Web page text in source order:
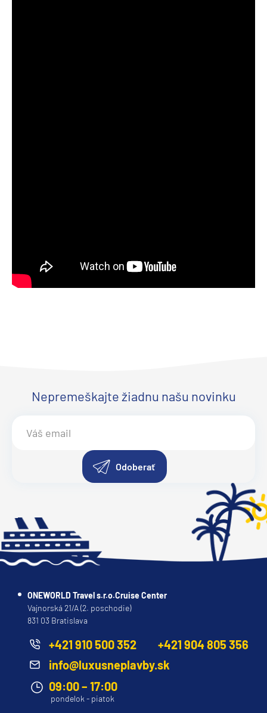
Nepremeškajte žiadnu našu novinku
Odoberať
ONEWORLD Travel s.r.o.Cruise Center
Vajnorská 21/A (2. poschodie)
831 03 Bratislava
+421 910 500 352
+421 904 805 356
info@luxusneplavby.sk
09:00 – 17:00
pondelok - piatok